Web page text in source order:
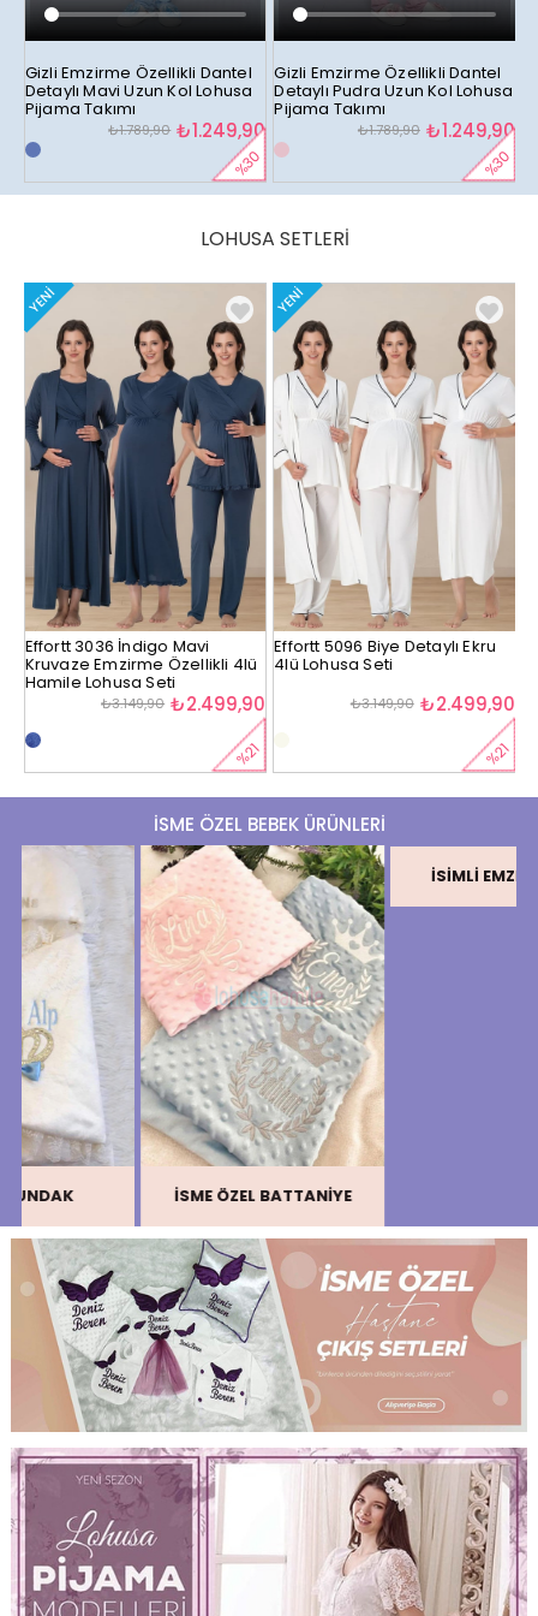
Gizli Emzirme Özellikli Dantel
Detaylı Mavi Uzun Kol Lohusa
Pijama Takımı
₺1.249,90
₺1.789,90
%30
Gizli Emzirme Özellikli Dantel
Detaylı Pudra Uzun Kol Lohusa
Pijama Takımı
₺1.249,90
₺1.789,90
%30
LOHUSA SETLERİ
Effortt 3036 İndigo Mavi
Kruvaze Emzirme Özellikli 4lü
Hamile Lohusa Seti
₺2.499,90
₺3.149,90
%21
Y
E
N
I
Ü
R
Ü
N
Effortt 5096 Biye Detaylı Ekru
4lü Lohusa Seti
₺2.499,90
₺3.149,90
%21
Y
E
N
I
Ü
R
Ü
N
İSME ÖZEL BEBEK ÜRÜNLERİ
İSME ÖZEL BATTANİYE İSİMLİ EMZİK ZİNCİRİ